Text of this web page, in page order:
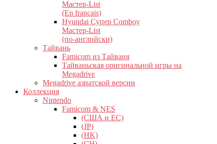
Мастер-List
(En français)
Hyundai Супер Comboy
Мастер-List
(по-английски)
Тайвань
Famicom из Тайваня
Тайваньская оригинальной игры на
Megadrive
Megadrive азиатской версии
Коллекция
Nintendo
Famicom & NES
(США и ЕС)
(JP)
(HK)